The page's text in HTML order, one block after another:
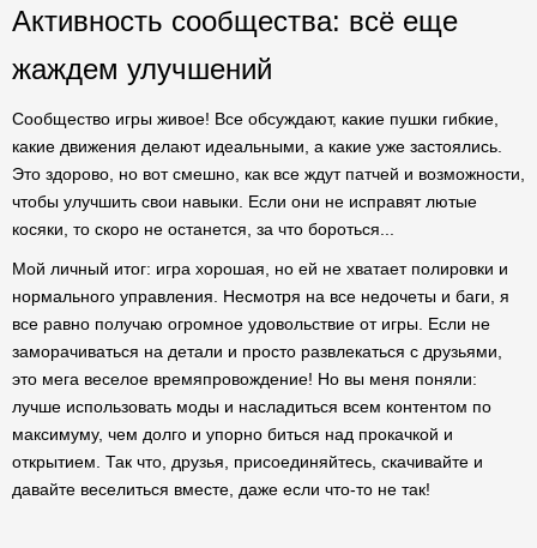
Активность сообщества: всё еще
жаждем улучшений
Сообщество игры живое! Все обсуждают, какие пушки гибкие,
какие движения делают идеальными, а какие уже застоялись.
Это здорово, но вот смешно, как все ждут патчей и возможности,
чтобы улучшить свои навыки. Если они не исправят лютые
косяки, то скоро не останется, за что бороться...
Мой личный итог: игра хорошая, но ей не хватает полировки и
нормального управления. Несмотря на все недочеты и баги, я
все равно получаю огромное удовольствие от игры. Если не
заморачиваться на детали и просто развлекаться с друзьями,
это мега веселое времяпровождение! Но вы меня поняли:
лучше использовать моды и насладиться всем контентом по
максимуму, чем долго и упорно биться над прокачкой и
открытием. Так что, друзья, присоединяйтесь, скачивайте и
давайте веселиться вместе, даже если что-то не так!